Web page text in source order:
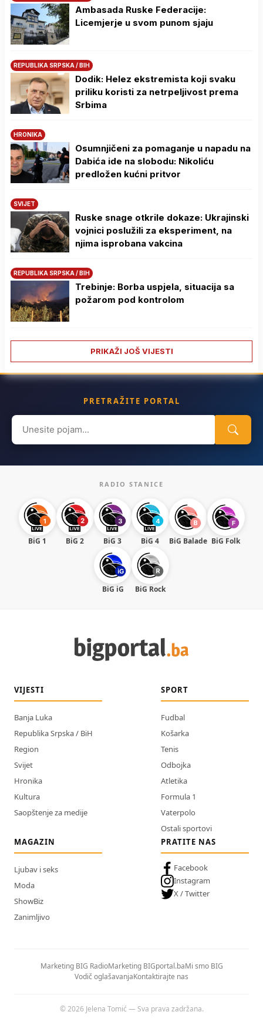
Ambasada Ruske Federacije:
Licemjerje u svom punom sjaju
REPUBLIKA SRPSKA / BIH
Dodik: Helez ekstremista koji svaku
priliku koristi za netrpeljivost prema
Srbima
HRONIKA
Osumnjičeni za pomaganje u napadu na
Dabića ide na slobodu: Nikoliću
predložen kućni pritvor
SVIJET
Ruske snage otkrile dokaze: Ukrajinski
vojnici poslužili za eksperiment, na
njima isprobana vakcina
REPUBLIKA SRPSKA / BIH
Trebinje: Borba uspjela, situacija sa
požarom pod kontrolom
PRIKAŽI JOŠ VIJESTI
PRETRAŽITE PORTAL
Search
for:
RADIO STANICE
BiG 1 BiG 2 BiG 3 BiG 4 BiG Balade BiG Folk
BiG iG BiG Rock
VIJESTI
Banja Luka
Republika Srpska / BiH
Region
Svijet
Hronika
Kultura
Saopštenje za medije
SPORT
Fudbal
Košarka
Tenis
Odbojka
Atletika
Formula 1
Vaterpolo
Ostali sportovi
MAGAZIN
Ljubav i seks
Moda
ShowBiz
Zanimljivo
PRATITE NAS
Facebook
Instagram
X / Twitter
Marketing BIG RadioMarketing BIGportal.baMi smo BIG
Vodič oglašavanjaKontaktirajte nas
© 2026 Jelena Tomić — Sva prava zadržana.